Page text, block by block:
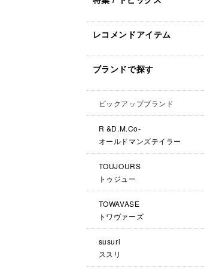
レコメンドアイテム
ブランドで探す
ピックアップブランド
R &D.M.Co-
オールドマンズテイラー
TOUJOURS
トゥジュー
TOWAVASE
トワヴァーズ
susuri
ススリ